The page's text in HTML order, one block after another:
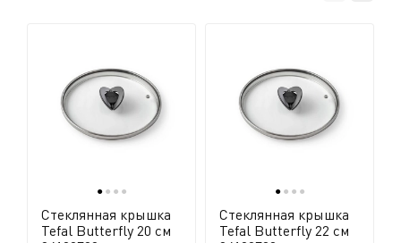
● ● ● ●
Стеклянная крышка
Tefal Butterfly 20 см
● ● ● ●
Стеклянная крышка
Tefal Butterfly 22 см